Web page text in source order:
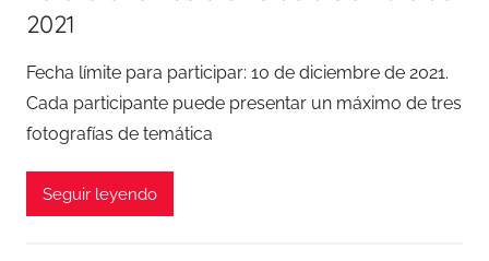
2021
Fecha límite para participar: 10 de diciembre de 2021.
Cada participante puede presentar un máximo de tres
fotografías de temática
Seguir leyendo